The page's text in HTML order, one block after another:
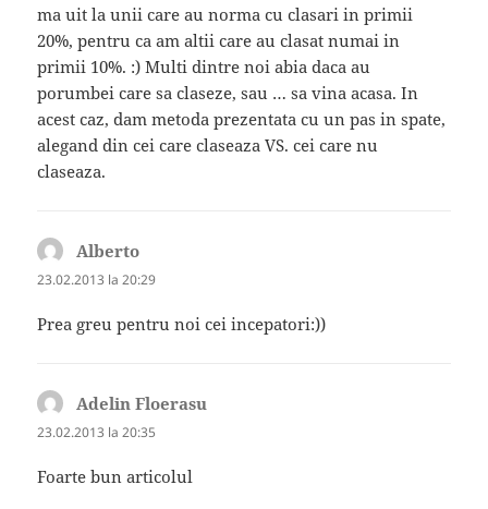
ma uit la unii care au norma cu clasari in primii
20%, pentru ca am altii care au clasat numai in
primii 10%. :) Multi dintre noi abia daca au
porumbei care sa claseze, sau … sa vina acasa. In
acest caz, dam metoda prezentata cu un pas in spate,
alegand din cei care claseaza VS. cei care nu
claseaza.
Alberto
23.02.2013 la 20:29
Prea greu pentru noi cei incepatori:))
Adelin Floerasu
23.02.2013 la 20:35
Foarte bun articolul